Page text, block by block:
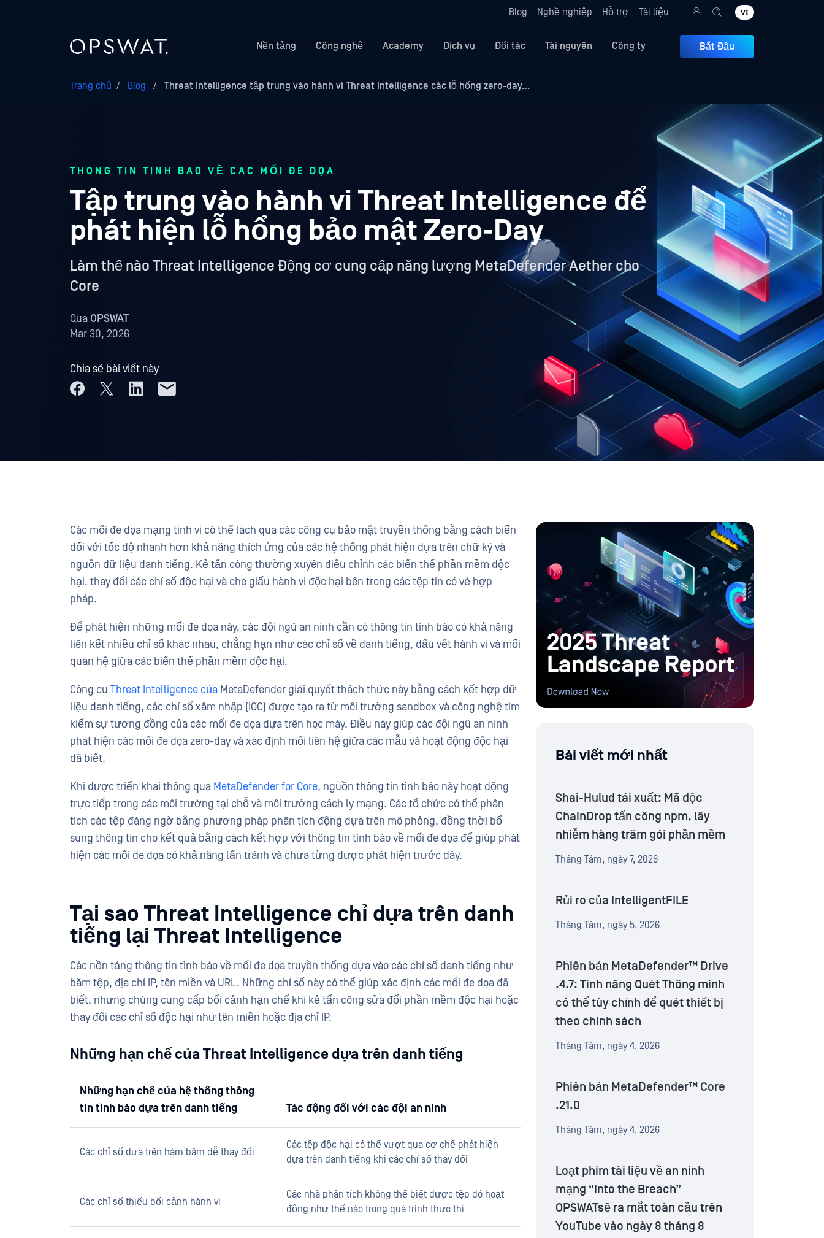
Blog Nghề nghiệp Hỗ trợ Tài liệu VI
Nền tảng Công nghệ Academy Dịch vụ Đối tác Tài nguyên Công ty Bắt Đầu
Trang chủ / Blog / Threat Intelligence tập trung vào hành vi Threat Intelligence các lỗ hổng zero-day…
THÔNG TIN TÌNH BÁO VỀ CÁC MỐI ĐE DỌA
Tập trung vào hành vi Threat Intelligence để
phát hiện lỗ hổng bảo mật Zero-Day
Làm thế nào Threat Intelligence Động cơ cung cấp năng lượng MetaDefender Aether cho
Core
Qua OPSWAT
Mar 30, 2026
Chia sẻ bài viết này
Các mối đe dọa mạng tinh vi có thể lách qua các công cụ bảo mật truyền thống bằng cách biến
đổi với tốc độ nhanh hơn khả năng thích ứng của các hệ thống phát hiện dựa trên chữ ký và
nguồn dữ liệu danh tiếng. Kẻ tấn công thường xuyên điều chỉnh các biến thể phần mềm độc
hại, thay đổi các chỉ số độc hại và che giấu hành vi độc hại bên trong các tệp tin có vẻ hợp
pháp.
Để phát hiện những mối đe dọa này, các đội ngũ an ninh cần có thông tin tình báo có khả năng
liên kết nhiều chỉ số khác nhau, chẳng hạn như các chỉ số về danh tiếng, dấu vết hành vi và mối
quan hệ giữa các biến thể phần mềm độc hại.
Công cụ Threat Intelligence của MetaDefender giải quyết thách thức này bằng cách kết hợp dữ
liệu danh tiếng, các chỉ số xâm nhập (IOC) được tạo ra từ môi trường sandbox và công nghệ tìm
kiếm sự tương đồng của các mối đe dọa dựa trên học máy. Điều này giúp các đội ngũ an ninh
phát hiện các mối đe dọa zero-day và xác định mối liên hệ giữa các mẫu và hoạt động độc hại
đã biết.
Khi được triển khai thông qua MetaDefender for Core, nguồn thông tin tình báo này hoạt động
trực tiếp trong các môi trường tại chỗ và môi trường cách ly mạng. Các tổ chức có thể phân
tích các tệp đáng ngờ bằng phương pháp phân tích động dựa trên mô phỏng, đồng thời bổ
sung thông tin cho kết quả bằng cách kết hợp với thông tin tình báo về mối đe dọa để giúp phát
hiện các mối đe dọa có khả năng lẩn tránh và chưa từng được phát hiện trước đây.
Tại sao Threat Intelligence chỉ dựa trên danh
tiếng lại Threat Intelligence
Các nền tảng thông tin tình báo về mối đe dọa truyền thống dựa vào các chỉ số danh tiếng như
băm tệp, địa chỉ IP, tên miền và URL. Những chỉ số này có thể giúp xác định các mối đe dọa đã
biết, nhưng chúng cung cấp bối cảnh hạn chế khi kẻ tấn công sửa đổi phần mềm độc hại hoặc
thay đổi các chỉ số độc hại như tên miền hoặc địa chỉ IP.
Những hạn chế của Threat Intelligence dựa trên danh tiếng
Những hạn chế của hệ thống thông
tin tình báo dựa trên danh tiếng
Tác động đối với các đội an ninh
Các chỉ số dựa trên hàm băm dễ thay đổi
Các tệp độc hại có thể vượt qua cơ chế phát hiện
dựa trên danh tiếng khi các chỉ số thay đổi
Các chỉ số thiếu bối cảnh hành vi
Các nhà phân tích không thể biết được tệp đó hoạt
động như thế nào trong quá trình thực thi
Bài viết mới nhất
Shai-Hulud tái xuất: Mã độc
ChainDrop tấn công npm, lây
nhiễm hàng trăm gói phần mềm
Tháng Tám, ngày 7, 2026
Rủi ro của IntelligentFILE
Tháng Tám, ngày 5, 2026
Phiên bản MetaDefender™ Drive
.4.7: Tính năng Quét Thông minh
có thể tùy chỉnh để quét thiết bị
theo chính sách
Tháng Tám, ngày 4, 2026
Phiên bản MetaDefender™ Core
.21.0
Tháng Tám, ngày 4, 2026
Loạt phim tài liệu về an ninh
mạng “Into the Breach”
OPSWATsẽ ra mắt toàn cầu trên
YouTube vào ngày 8 tháng 8